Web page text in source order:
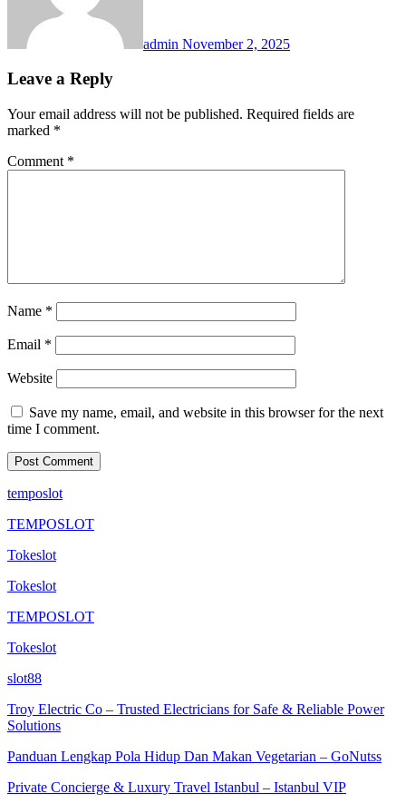
admin November 2, 2025
Leave a Reply
Your email address will not be published. Required fields are
marked *
Comment *
Name *
Email *
Website
Save my name, email, and website in this browser for the next
time I comment.
temposlot
TEMPOSLOT
Tokeslot
Tokeslot
TEMPOSLOT
Tokeslot
slot88
Troy Electric Co – Trusted Electricians for Safe & Reliable Power
Solutions
Panduan Lengkap Pola Hidup Dan Makan Vegetarian – GoNutss
Private Concierge & Luxury Travel Istanbul – Istanbul VIP